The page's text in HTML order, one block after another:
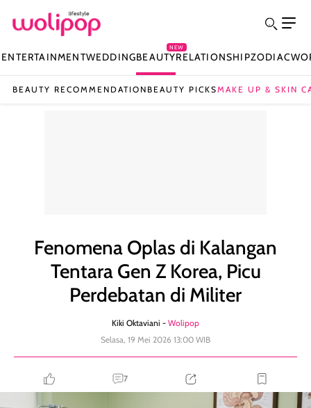
ENTERTAINMENTWEDDINGBEAUTY
NEW
RELATIONSHIPZODIAC
BEAUTY RECOMMENDATION BEAUTY PICKSMAKE UP & SKIN
Fenomena Oplas di Kalangan
Tentara Gen Z Korea, Picu
Perdebatan di Militer
Kiki Oktaviani - Wolipop
Selasa, 19 Mei 2026 13:00 WIB
7